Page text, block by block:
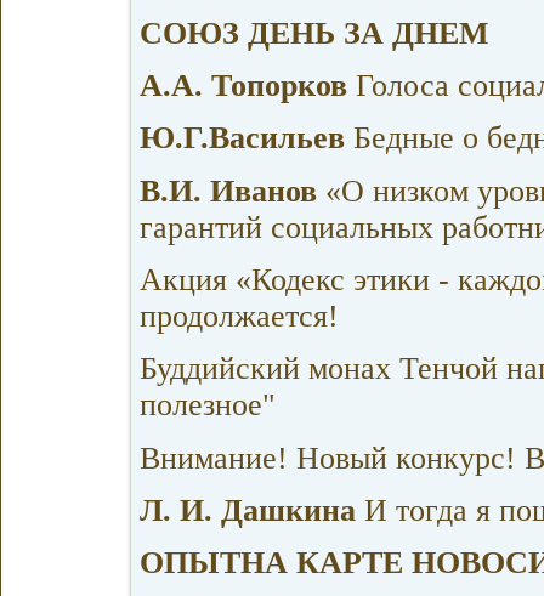
СОЮЗ ДЕНЬ ЗА ДНЕМ
А.А. Топорков Голоса
Ю.Г.Васильев Бедные о
В.И. Иванов «О низком
гарантий социальных
Акция «Кодекс этики -
продолжается!
Буддийский монах Тенчой
полезное"
Внимание! Новый конкурс!
Л. И. Дашкина И тогда я
ОПЫТНА КАРТЕ